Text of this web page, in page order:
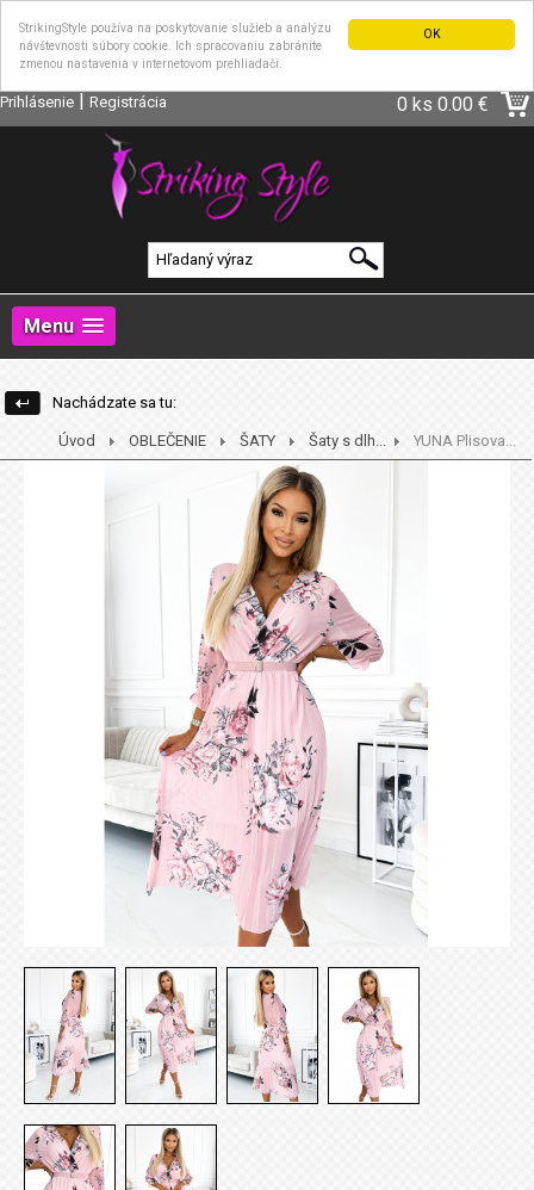
OK
StrikingStyle používa na poskytovanie služieb a analýzu
návštevnosti súbory cookie. Ich spracovaniu zabránite
zmenou nastavenia v internetovom prehliadači.
Prihlásenie | Registrácia 0 ks 0.00 €
Menu
Nachádzate sa tu:
Úvod OBLEČENIE ŠATY Šaty s dlh... YUNA Plisova...